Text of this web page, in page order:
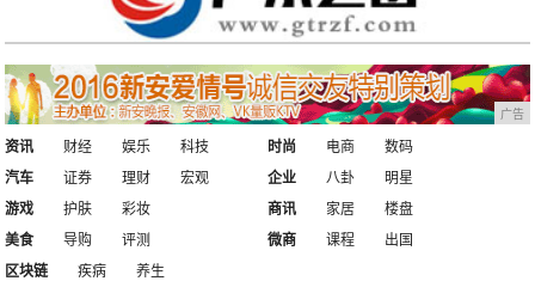
广告
资讯 财经 娱乐
科技
汽车
证券 理财 宏观
时尚 电商
数码
企业
八卦
明星
游戏
护肤
彩妆
美食
导购 评测
商讯 家居
楼盘
微商
课程
出国
区块链
疾病
养生